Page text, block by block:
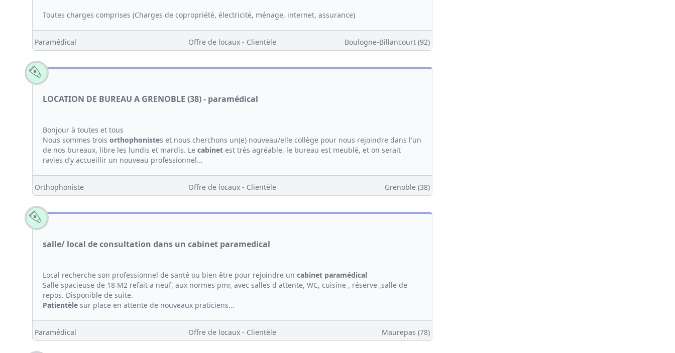
Toutes charges comprises (Charges de copropriété, électricité, ménage, internet, assurance)
Paramédical Offre de locaux - Clientèle Boulogne-Billancourt (92)
LOCATION DE BUREAU A GRENOBLE (38) - paramédical
Bonjour à toutes et tous
Nous sommes trois orthophonistes et nous cherchons un(e) nouveau/elle collège pour nous rejoindre dans l'un
de nos bureaux, libre les lundis et mardis. Le cabinet est très agréable, le bureau est meublé, et on serait
ravies d’y accueillir un nouveau professionnel...
Orthophoniste Offre de locaux - Clientèle Grenoble (38)
salle/ local de consultation dans un cabinet paramedical
Local recherche son professionnel de santé ou bien être pour rejoindre un cabinet paramédical
Salle spacieuse de 18 M2 refait a neuf, aux normes pmr, avec salles d attente, WC, cuisine , réserve ,salle de
repos. Disponible de suite.
Patientèle sur place en attente de nouveaux praticiens...
Paramédical Offre de locaux - Clientèle Maurepas (78)